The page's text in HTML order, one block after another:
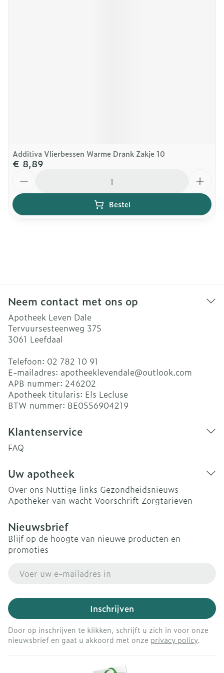
Additiva Vlierbessen Warme Drank Zakje 10
€ 8,89
Bestel
Neem contact met ons op
Apotheek Leven Dale
Tervuursesteenweg 375
3061 Leefdaal
Telefoon: 02 782 10 91
E-mailadres: apotheeklevendale@outlook.com
APB nummer: 246202
Apotheek titularis: Els Lecluse
BTW nummer: BE0556904219
Klantenservice
FAQ
Uw apotheek
Over ons Nuttige links Gezondheidsnieuws
Apotheker van wacht Voorschrift Zorgtarieven
Nieuwsbrief
Blijf op de hoogte van nieuwe producten en
promoties
Inschrijven
Door op inschrijven te klikken, schrijft u zich in voor onze
nieuwsbrief en gaat u akkoord met onze privacy policy.